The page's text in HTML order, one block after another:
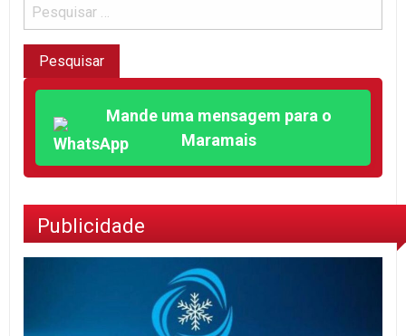
Mande uma mensagem para o
Maramais
Publicidade